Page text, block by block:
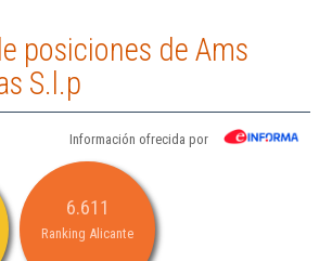
posiciones de Ams
S.l.p
Información ofrecida por
6.611
Ranking Alicante